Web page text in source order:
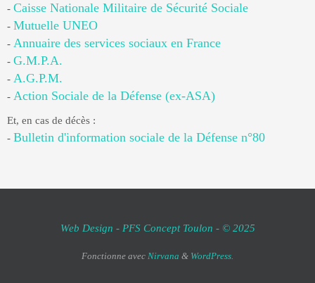
- Caisse Nationale Militaire de Sécurité Sociale
- Mutuelle UNEO
- Annuaire des services sociaux en France
- G.M.P.A.
- A.G.P.M.
- Action Sociale de la Défense (ex-ASA)
Et, en cas de décès :
- Bulletin d'information sociale de la Défense n°80
Web Design - PFS Concept Toulon - © 2025
Fonctionne avec Nirvana & WordPress.